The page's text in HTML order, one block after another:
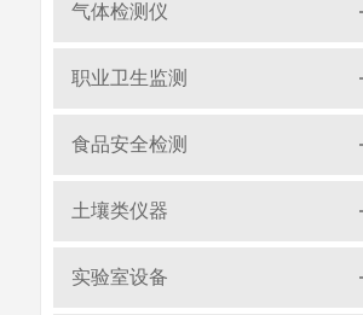
气体检测仪
职业卫生监测
食品安全检测
土壤类仪器
实验室设备